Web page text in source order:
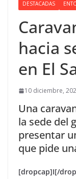
DESTACADAS
hacia
en El
10 diciembre,
Una
la sede del
presentar
que pide
[dropcap]I[/